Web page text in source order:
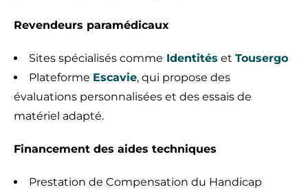
Revendeurs paramédicaux
Sites spécialisés comme Identités et Tousergo
Plateforme Escavie, qui propose des
évaluations personnalisées et des essais de
matériel adapté.
Financement des aides techniques
Prestation de Compensation du Handicap